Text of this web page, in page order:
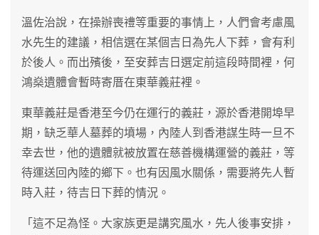
溫佐治說，在操辦喪禮等重要的事情上，人們會考慮風
水先生的建議，相信選在某個吉日為先人下葬，會有利
於後人。而出殯後，至安葬吉日選定前這段時間裡，何
鴻燊遺體會暫時寄厝在東華義莊裡。
東華義莊是香港至今仍在運行的義莊，源於香港開埠早
期，缺乏華人墓葬的墳場，內陸人到香港謀生時一旦不
幸去世，他的遺體就被放置在慈善機構運營的義莊，等
待運送回內陸的鄉下。也有因風水關係，需要將先人暫
時入莊，待吉日下葬的情況。
「這不足為怪。大家族更是講究風水，先人後事安排，